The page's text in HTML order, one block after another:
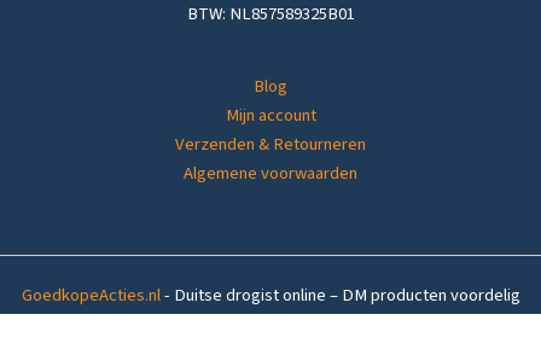
BTW: NL857589325B01
Blog
Mijn account
Verzenden & Retourneren
Algemene voorwaarden
GoedkopeActies.nl- Duitse drogist online – DM producten voordelig